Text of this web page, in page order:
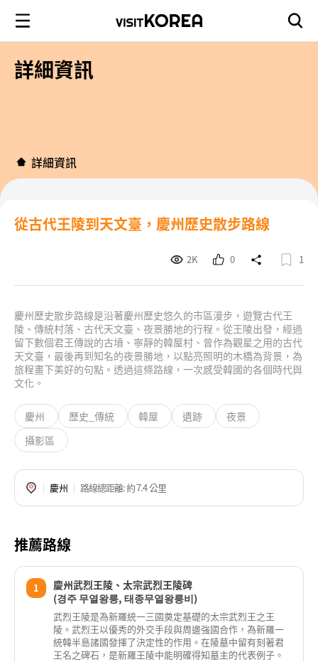
詳細資訊
詳細資訊
從古代王陵到天文臺，慶州歷史散步路線
2K 0 1
慶州歷史散步路線是沿著慶州歷史悠久的市區漫步，遊覽古代王
陵、傳統村落、古代天文臺、夜景勝地的行程。從王陵出發，經過
留下數個君王傳說的古墳、寧靜的韓屋村、曾作為觀星之用的古代
天文臺，最後再到知名的夜景勝地，以點亮照明的木橋為背景，為
旅程畫下美好的句點。透過這條路線，一次感受韓國的各個時代與
文化。
慶州 歷史_傳統 韓屋 遺跡
夜景
攝影區
慶州 路線總距離: 約 7.4 公里
推薦路線
1
慶州武烈王陵、太宗武烈王陵碑
(경주 무열왕릉, 태종무열왕릉비)
武烈王陵是為新羅統一三國奠定基礎的太宗武烈王之王
陵。武烈王以優秀的外交手段與周邊強國合作，為新羅一
統韓半島諸國發揮了決定性的作用。在陵墓中留有刻著君
王名之碑石，是新羅王陵中能明確得知墓主的代表例子。